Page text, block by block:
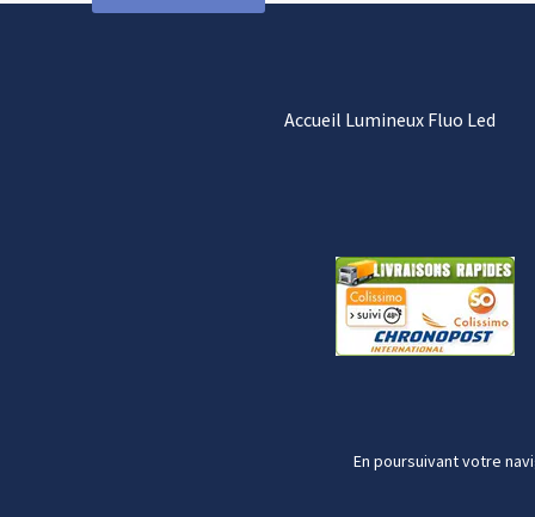
Accueil Lumineux Fluo Led
En poursuivant votre